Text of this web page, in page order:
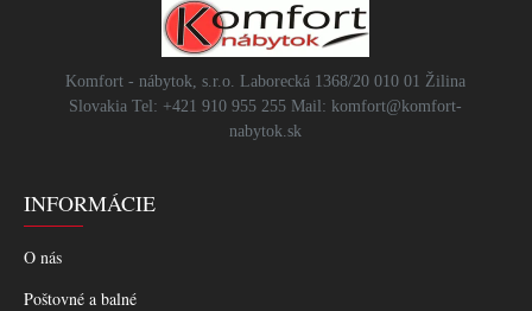
Komfort - nábytok, s.r.o. Laborecká 1368/20 010 01 Žilina
Slovakia Tel: +421 910 955 255 Mail: komfort@komfort-
nabytok.sk
INFORMÁCIE
O nás
Poštovné a balné